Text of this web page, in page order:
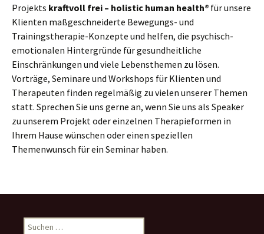
Projekts kraftvoll frei – holistic human health® für unsere
Klienten maßgeschneiderte Bewegungs- und
Trainingstherapie-Konzepte und helfen, die psychisch-
emotionalen Hintergründe für gesundheitliche
Einschränkungen und viele Lebensthemen zu lösen.
Vorträge, Seminare und Workshops für Klienten und
Therapeuten finden regelmäßig zu vielen unserer Themen
statt. Sprechen Sie uns gerne an, wenn Sie uns als Speaker
zu unserem Projekt oder einzelnen Therapieformen in
Ihrem Hause wünschen oder einen speziellen
Themenwunsch für ein Seminar haben.
Suchen